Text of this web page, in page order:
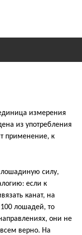
измерения
из употребления
применение, к
лошадиную силу,
если к
канат, на
100 лошадей, то
они не
верно. На